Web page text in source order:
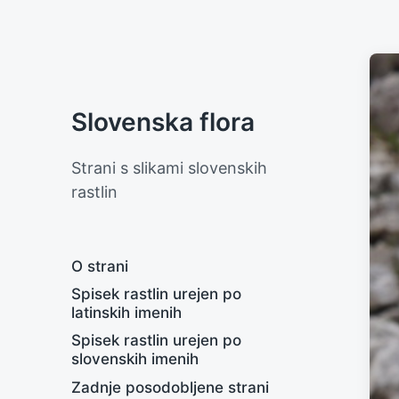
Slovenska flora
Strani s slikami slovenskih
rastlin
O strani
Spisek rastlin urejen po
latinskih imenih
Spisek rastlin urejen po
slovenskih imenih
Zadnje posodobljene strani